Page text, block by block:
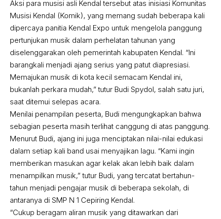
Aksi para musisi asli Kendal tersebut atas inisiasi Komunitas
Musisi Kendal (Komik), yang memang sudah beberapa kali
dipercaya panitia Kendal Expo untuk mengelola panggung
pertunjukan musik dalam perhelatan tahunan yang
diselenggarakan oleh pemerintah kabupaten Kendal. “Ini
barangkali menjadi ajang serius yang patut diapresiasi.
Memajukan musik di kota kecil semacam Kendal ini,
bukanlah perkara mudah,” tutur Budi Spydol, salah satu juri,
saat ditemui selepas acara.
Menilai penampilan peserta, Budi mengungkapkan bahwa
sebagian peserta masih terlihat canggung di atas panggung.
Menurut Budi, ajang ini juga menciptakan nilai-nilai edukasi
dalam setiap kali band usai menyajikan lagu. “Kami ingin
memberikan masukan agar kelak akan lebih baik dalam
menampilkan musik,” tutur Budi, yang tercatat bertahun-
tahun menjadi pengajar musik di beberapa sekolah, di
antaranya di SMP N 1 Cepiring Kendal.
“Cukup beragam aliran musik yang ditawarkan dari